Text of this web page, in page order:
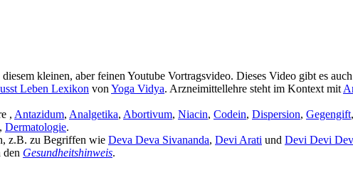
kleinen, aber feinen Youtube Vortragsvideo. Dieses Video gibt es
Leben Lexikon von Yoga Vidya. Arzneimittellehre steht im Kontext mit
, Antazidum, Analgetika, Abortivum, Niacin, Codein, Dispersion, Gegengift,
, Dermatologie.
z.B. zu Begriffen wie Deva Deva Sivananda, Devi Arati und Devi Devi
den Gesundheitshinweis.